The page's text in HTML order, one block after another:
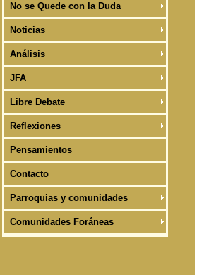
No se Quede con la Duda
Noticias
Análisis
JFA
Libre Debate
Reflexiones
Pensamientos
Contacto
Parroquias y comunidades
Comunidades Foráneas